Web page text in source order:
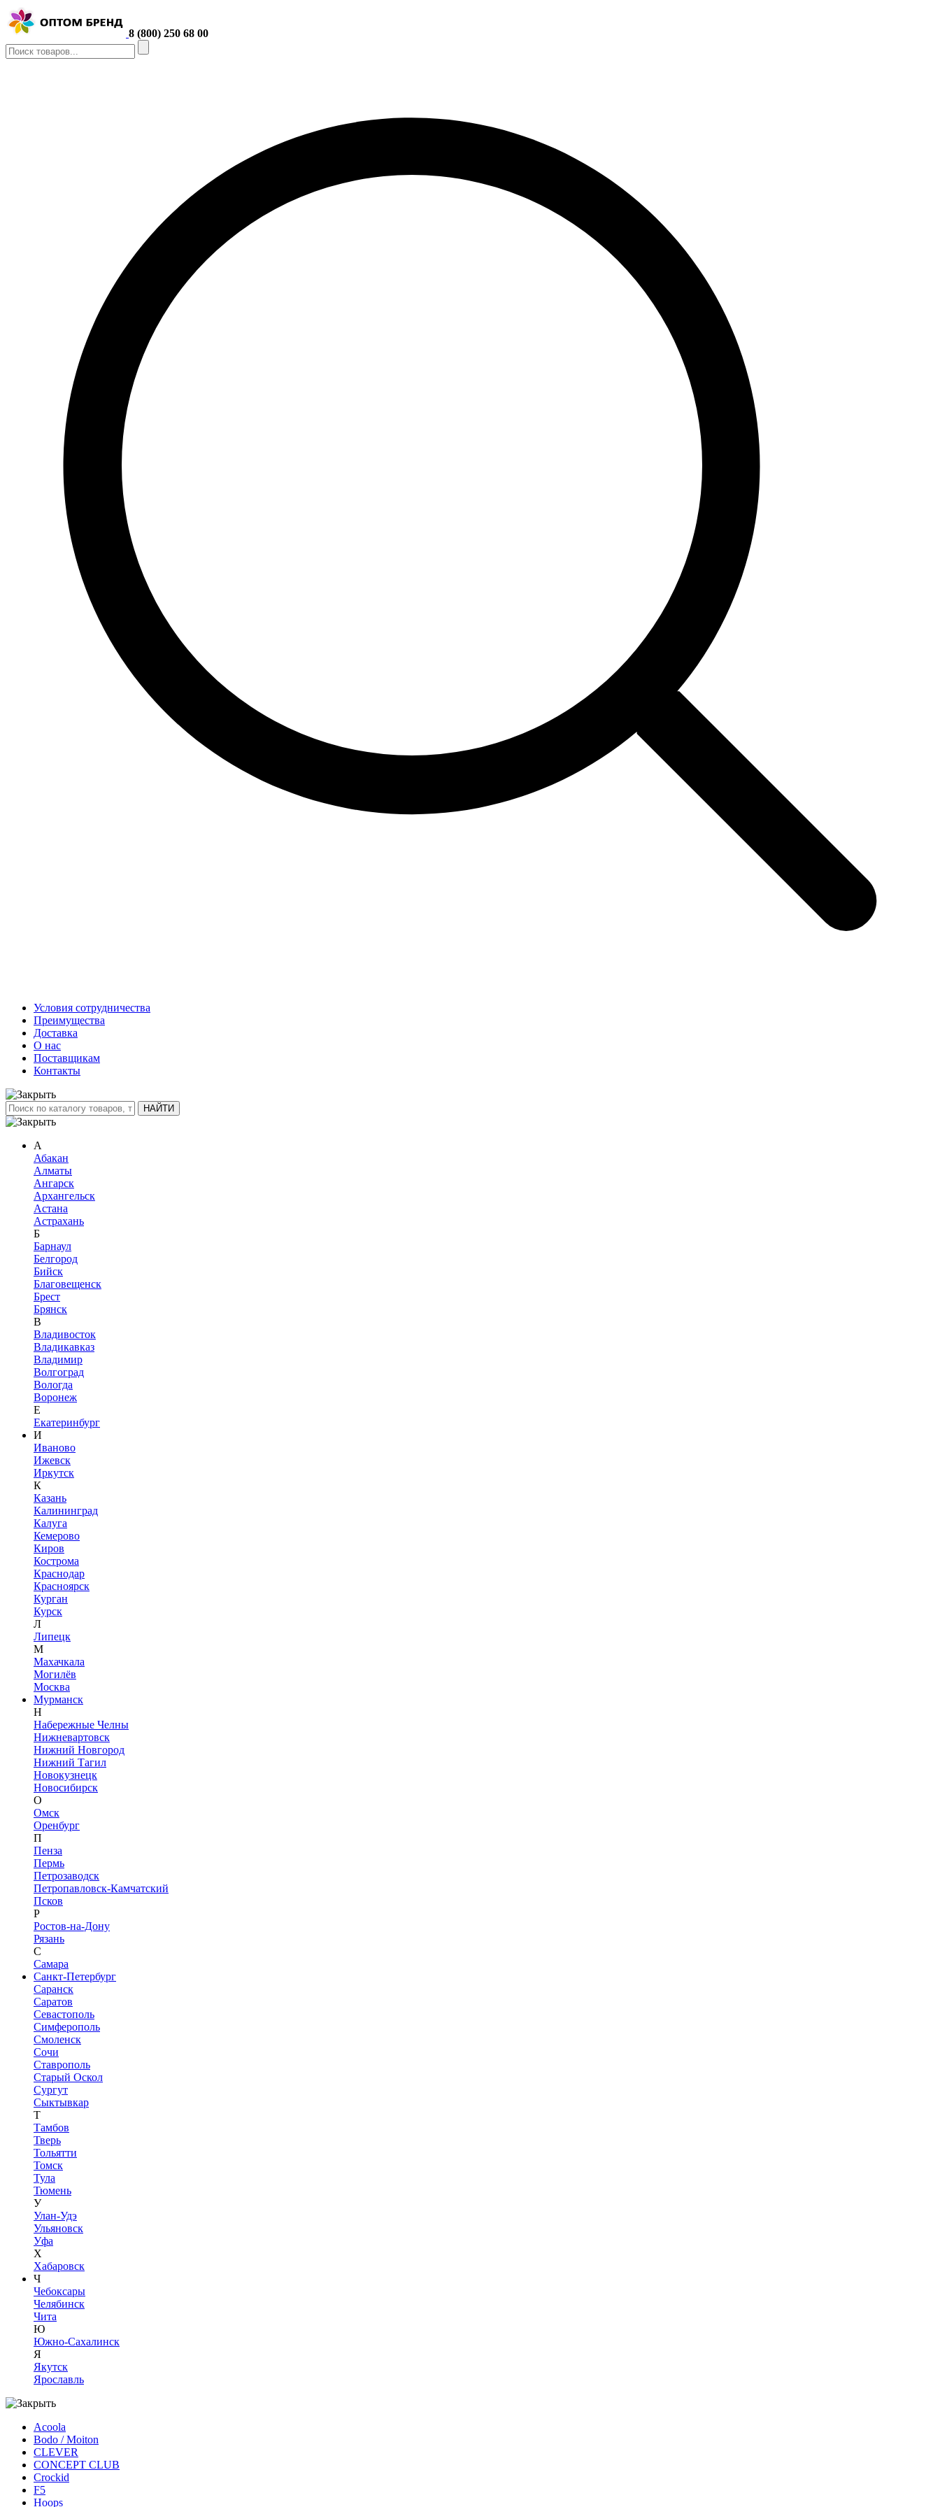
8 (800) 250 68 00
Условия сотрудничества
Преимущества
Доставка
О нас
Поставщикам
Контакты
А
Абакан
Алматы
Ангарск
Архангельск
Астана
Астрахань
Б
Барнаул
Белгород
Бийск
Благовещенск
Брест
Брянск
В
Владивосток
Владикавказ
Владимир
Волгоград
Вологда
Воронеж
Е
Екатеринбург
И
Иваново
Ижевск
Иркутск
К
Казань
Калининград
Калуга
Кемерово
Киров
Кострома
Краснодар
Красноярск
Курган
Курск
Л
Липецк
М
Махачкала
Могилёв
Москва
Мурманск
Н
Набережные Челны
Нижневартовск
Нижний Новгород
Нижний Тагил
Новокузнецк
Новосибирск
О
Омск
Оренбург
П
Пенза
Пермь
Петрозаводск
Петропавловск-Камчатский
Псков
Р
Ростов-на-Дону
Рязань
С
Самара
Санкт-Петербург
Саранск
Саратов
Севастополь
Симферополь
Смоленск
Сочи
Ставрополь
Старый Оскол
Сургут
Сыктывкар
Т
Тамбов
Тверь
Тольятти
Томск
Тула
Тюмень
У
Улан-Удэ
Ульяновск
Уфа
Х
Хабаровск
Ч
Чебоксары
Челябинск
Чита
Ю
Южно-Сахалинск
Я
Якутск
Ярославль
Acoola
Bodo / Moiton
CLEVER
CONCEPT CLUB
Crockid
F5
Hoops